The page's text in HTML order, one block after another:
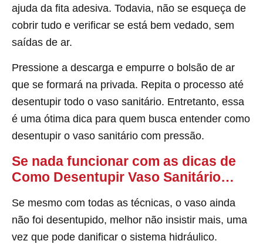
ajuda da fita adesiva. Todavia, não se esqueça de
cobrir tudo e verificar se está bem vedado, sem
saídas de ar.
Pressione a descarga e empurre o bolsão de ar
que se formará na privada. Repita o processo até
desentupir todo o vaso sanitário. Entretanto, essa
é uma ótima dica para quem busca entender como
desentupir o vaso sanitário com pressão.
Se nada funcionar com as dicas de
Como Desentupir Vaso Sanitário…
Se mesmo com todas as técnicas, o vaso ainda
não foi desentupido, melhor não insistir mais, uma
vez que pode danificar o sistema hidráulico.